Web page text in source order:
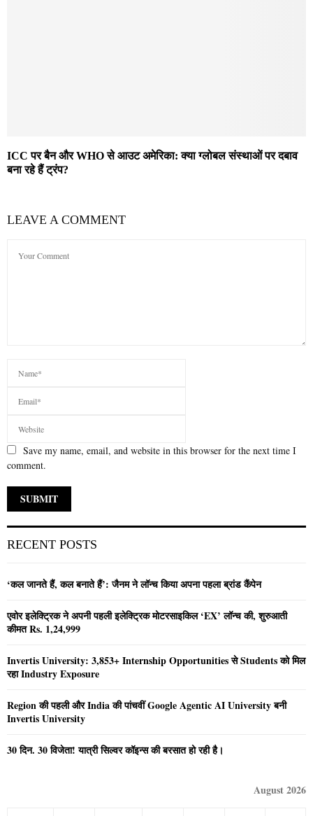
ICC पर बैन और WHO से आउट अमेरिका: क्या ग्लोबल संस्थाओं पर दबाव
बना रहे हैं ट्रंप?
LEAVE A COMMENT
Save my name, email, and website in this browser for the next time I
comment.
RECENT POSTS
‘कल जानते हैं, कल बनाते हैं’: जैनम ने लॉन्च किया अपना पहला ब्रांड कैंपेन
एवोर इलेक्ट्रिक ने अपनी पहली इलेक्ट्रिक मोटरसाइकिल ‘EX’ लॉन्च की, शुरुआती
कीमत Rs. 1,24,999
Invertis University: 3,853+ Internship Opportunities से Students को मिल
रहा Industry Exposure
Region की पहली और India की पांचवीं Google Agentic AI University बनी
Invertis University
30 दिन. 30 विजेता! यात्री सिल्वर कॉइन्स की बरसात हो रही है।
August 2026